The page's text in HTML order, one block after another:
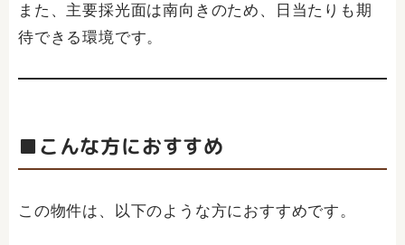
また、主要採光面は南向きのため、日当たりも期
待できる環境です。
■こんな方におすすめ
この物件は、以下のような方におすすめです。